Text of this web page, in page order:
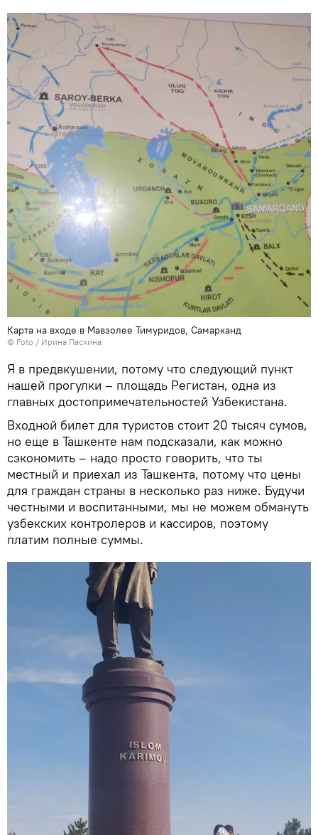
Карта на входе в Мавзолее Тимуридов, Самарканд
© Foto / Ирина Пасхина
Я в предвкушении, потому что следующий пункт
нашей прогулки – площадь Регистан, одна из
главных достопримечательностей Узбекистана.
Входной билет для туристов стоит 20 тысяч сумов,
но еще в Ташкенте нам подсказали, как можно
сэкономить – надо просто говорить, что ты
местный и приехал из Ташкента, потому что цены
для граждан страны в несколько раз ниже. Будучи
честными и воспитанными, мы не можем обмануть
узбекских контролеров и кассиров, поэтому
платим полные суммы.